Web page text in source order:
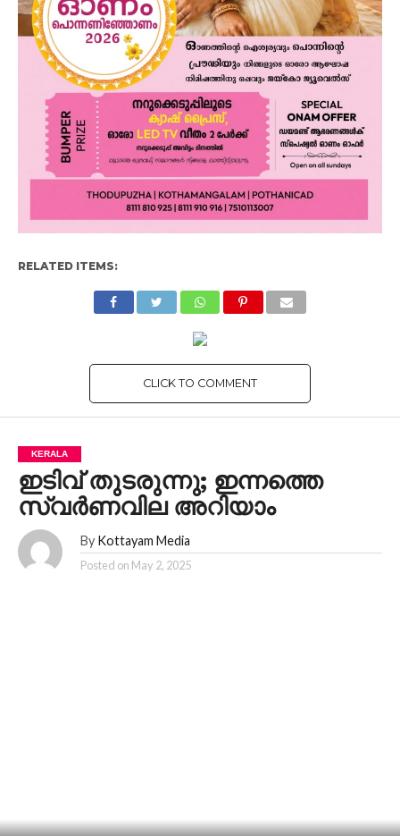
RELATED ITEMS:
CLICK TO COMMENT
KERALA
ഇടിവ് തുടരുന്നു; ഇന്നത്തെ
സ്വർണവില അറിയാം
By Kottayam Media
Posted on May 2, 2025